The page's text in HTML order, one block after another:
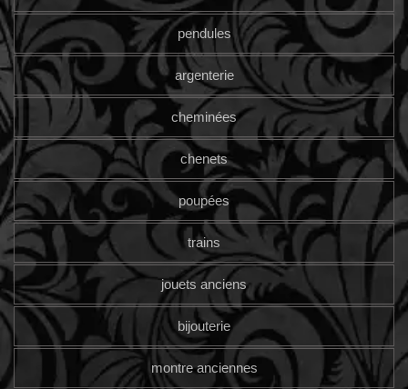
pendules
argenterie
cheminées
chenets
poupées
trains
jouets anciens
bijouterie
montre anciennes